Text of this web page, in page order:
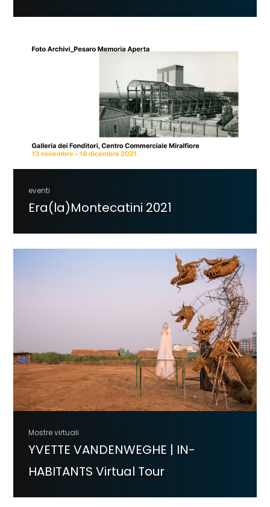
eventi
Era(la)Montecatini 2021
Mostre virtuali
YVETTE VANDENWEGHE | IN-
HABITANTS Virtual Tour